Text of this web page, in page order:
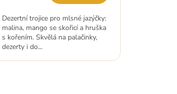
Dezertní trojice pro mlsné jazýčky:
malina, mango se skořicí a hruška
s kořením. Skvělá na palačinky,
dezerty i do...